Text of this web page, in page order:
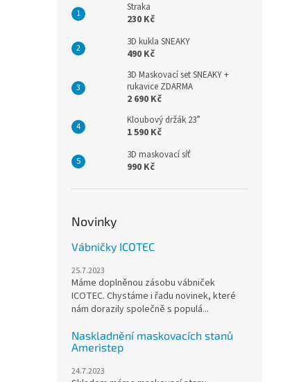
Straka
230 Kč
3D kukla SNEAKY
490 Kč
3D Maskovací set SNEAKY +
rukavice ZDARMA
2 690 Kč
Kloubový držák 23”
1 590 Kč
3D maskovací síť
990 Kč
Novinky
Vábničky ICOTEC
25.7.2023
Máme doplněnou zásobu vábniček
ICOTEC. Chystáme i řadu novinek, které
nám dorazily společně s populá...
Naskladnění maskovacích stanů
Ameristep
24.7.2023